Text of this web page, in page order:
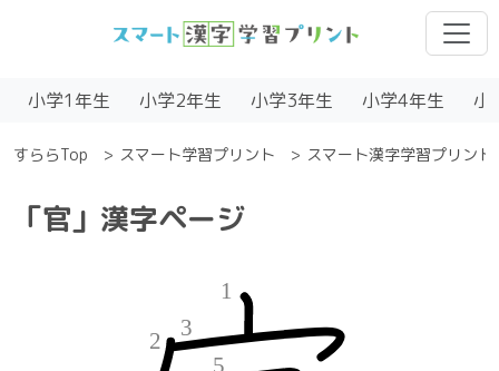
小学1年生 小学2年生 小学3年生 小学4年生 小
すららTop スマート学習プリント スマート漢字学習プリント
「官」漢字ページ